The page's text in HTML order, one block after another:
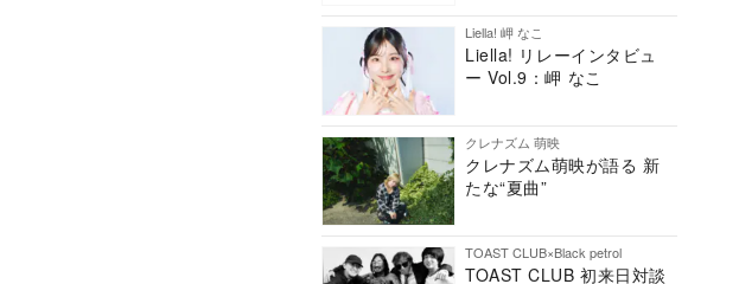
Liella! 岬 なこ
Liella! リレーインタビュ
ー Vol.9：岬 なこ
クレナズム 萌映
クレナズム萌映が語る 新
たな“夏曲”
TOAST CLUB×Black petrol
TOAST CLUB 初来日対談